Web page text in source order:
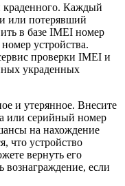
краденного. Каждый
или потерявший
в базе IMEI номер
устройства.
проверки IMEI и
украденных
и утерянное. Внесите
или серийный номер
на нахождение
что устройство
вернуть его
вознаграждение, если